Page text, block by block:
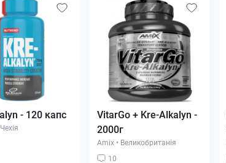
- 120 капс
Чехія
VitarGo + Kre-Alkalyn -
2000г
Amix • Великобританія
10